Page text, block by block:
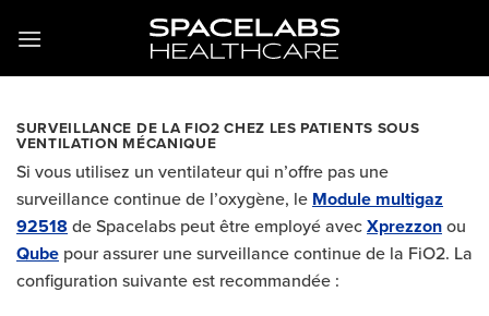
SURVEILLANCE DE LA FIO2 CHEZ LES PATIENTS SOUS
VENTILATION MÉCANIQUE
Si vous utilisez un ventilateur qui n’offre pas une
surveillance continue de l’oxygène, le Module multigaz
92518 de Spacelabs peut être employé avecXprezzonou
Qube pour assurer une surveillance continue de la FiO2. La
configuration suivante est recommandée :